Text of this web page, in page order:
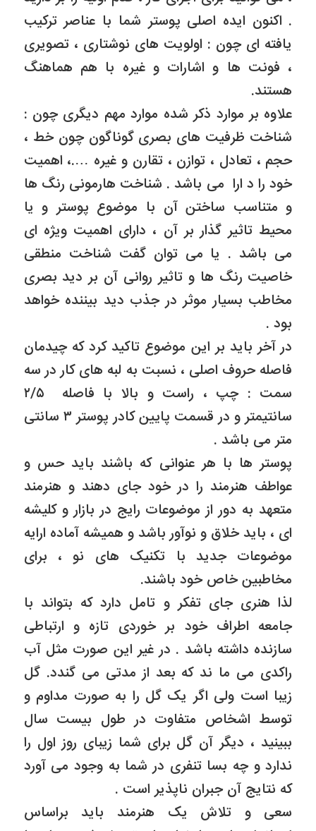
. اکنون ایده اصلی پوستر شما با عناصر ترکیب
یافته ای چون : اولویت های نوشتاری ، تصویری
، فونت ها و اشارات و غیره با هم هماهنگ
هستند.
علاوه بر موارد ذکر شده موارد مهم دیگری چون :
شناخت ظرفیت های بصری گوناگون چون خط ،
حجم ، تعادل ، توازن ، تقارن و غیره ….، اهمیت
خود را د ارا می باشد . شناخت هارمونی رنگ ها
و متناسب ساختن آن با موضوع پوستر و یا
محیط تاثیر گذار بر آن ، دارای اهمیت ویژه ای
می باشد . یا می توان گفت شناخت منطقی
خاصیت رنگ ها و تاثیر روانی آن بر دید بصری
مخاطب بسیار موثر در جذب دید بیننده خواهد
بود .
در آخر باید بر این موضوع تاکید کرد که چیدمان
فاصله حروف اصلی ، نسبت به لبه های کار در سه
سمت : چپ ، راست و بالا با فاصله ۲/۵
سانتیمتر و در قسمت پایین کادر پوستر ۳ سانتی
متر می باشد .
پوستر ها با هر عنوانی که باشند باید حس و
عواطف هنرمند را در خود جای دهند و هنرمند
متعهد به دور از موضوعات رایج در بازار و کلیشه
ای ، باید خلاق و نوآور باشد و همیشه آماده ارایه
موضوعات جدید با تکنیک های نو ، برای
مخاطبین خاص خود باشند.
لذا هنری جای تفکر و تامل دارد که بتواند با
جامعه اطراف خود بر خوردی تازه و ارتباطی
سازنده داشته باشد . در غیر این صورت مثل آب
راکدی می ما ند که بعد از مدتی می گندد. گل
زیبا است ولی اگر یک گل را به صورت مداوم و
توسط اشخاص متفاوت در طول بیست سال
ببینید ، دیگر آن گل برای شما زیبای روز اول را
ندارد و چه بسا تنفری در شما به وجود می آورد
که نتایج آن جبران ناپذیر است .
سعی و تلاش یک هنرمند باید براساس